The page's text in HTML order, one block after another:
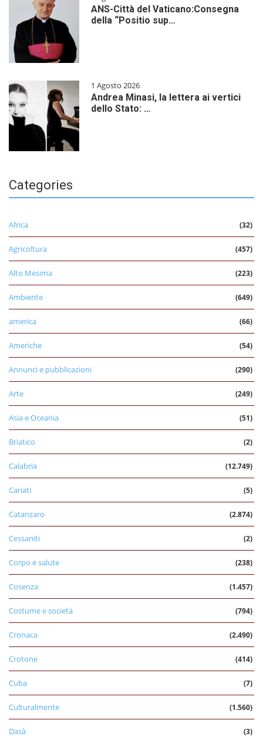
ANS-Città del Vaticano:Consegna
della “Positio sup…
1 Agosto 2026
Andrea Minasi, la lettera ai vertici
dello Stato: …
Categories
Africa (32)
Agricoltura (457)
Alto Mesima (223)
Ambiente (649)
america (66)
Americhe (54)
Annunci e pubblicazioni (290)
Arte (249)
Asia e Oceania (51)
Briatico (2)
Calabria (12.749)
Cariati (5)
Catanzaro (2.874)
Cessaniti (2)
Corpo e salute (238)
Cosenza (1.457)
Costume e società (794)
Cronaca (2.490)
Crotone (414)
Cuba (7)
Culturalmente (1.560)
Dasà (3)